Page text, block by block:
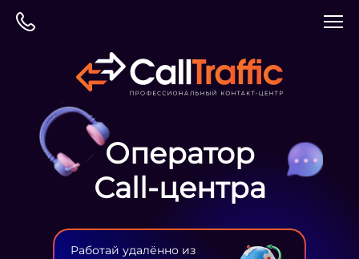
Оператор
Сall-центра
Работай удалённо из